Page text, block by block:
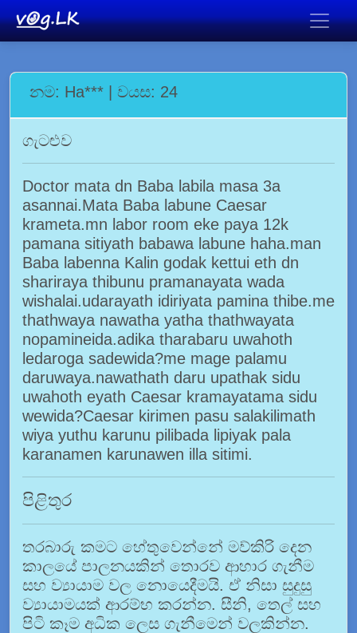
නම: Ha*** | වයස: 24
ගැටළුව
Doctor mata dn Baba labila masa 3a
asannai.Mata Baba labune Caesar
krameta.mn labor room eke paya 12k
pamana sitiyath babawa labune haha.man
Baba labenna Kalin godak kettui eth dn
shariraya thibunu pramanayata wada
wishalai.udarayath idiriyata pamina thibe.me
thathwaya nawatha yatha thathwayata
nopamineida.adika tharabaru uwahoth
ledaroga sadewida?me mage palamu
daruwaya.nawathath daru upathak sidu
uwahoth eyath Caesar kramayatama sidu
wewida?Caesar kirimen pasu salakilimath
wiya yuthu karunu pilibada lipiyak pala
karanamen karunawen illa sitimi.
පිළිතුර
තරබාරු කමට හේතුවෙන්නේ මව්කිරි දෙන
කාලයේ පාලනයකින් තොරව ආහාර ගැනීම
සහ ව්‍යායාම වල නොයෙදීමයි. ඒ නිසා සුදුසු
ව්‍යායාමයක් ආරම්භ කරන්න. සීනි, තෙල් සහ
පිටි කෑම අධික ලෙස ගැනීමෙන් වලකින්න.